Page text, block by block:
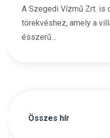
A Szegedi Vízmű Zrt. is
törekvéshez, amely a
ésszerű…
Összes hír